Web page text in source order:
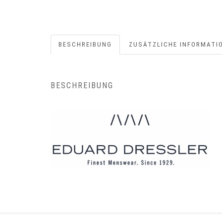
BESCHREIBUNG ZUSÄTZLICHE
BESCHREIBUNG